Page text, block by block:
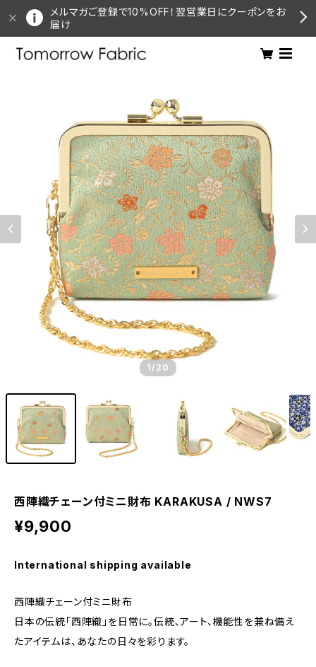
メルマガご登録で10%OFF！翌営業日にクーポンをお
届け
1/20
西陣織チェーン付ミニ財布 KARAKUSA / NWS7
¥9,900
International shipping available
西陣織チェーン付ミニ財布
日本の伝統「西陣織」を日常に。伝統、アート、機能性を兼ね備え
たアイテムは、あなたの日々を彩ります。